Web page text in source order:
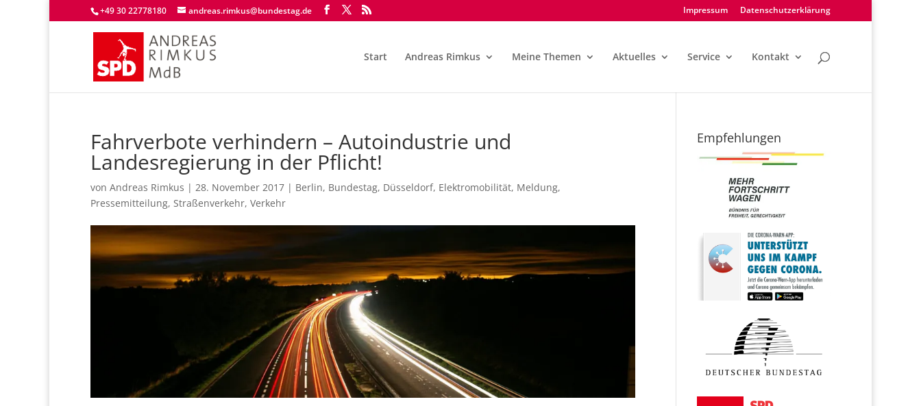
+49 30 22778180 andreas.rimkus@bundestag.de Impressum Datenschutzerklärung
Start Andreas Rimkus Meine Themen Aktuelles Service Kontakt
Fahrverbote verhindern – Autoindustrie und
Landesregierung in der Pflicht!
von Andreas Rimkus | 28. November 2017 | Berlin, Bundestag, Düsseldorf, Elektromobilität, Meldung,
Pressemitteilung, Straßenverkehr, Verkehr
Empfehlungen